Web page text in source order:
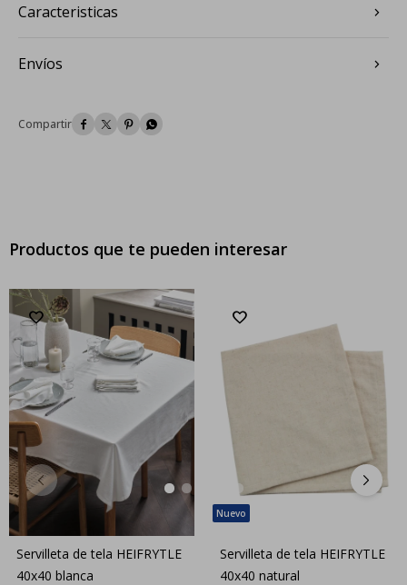
Caracteristicas
Envíos
   
Productos que te pueden interesar
Servilleta de tela HEIFRYTLE
40x40 blanca
Servilleta de tela HEIFRYTLE
40x40 natural